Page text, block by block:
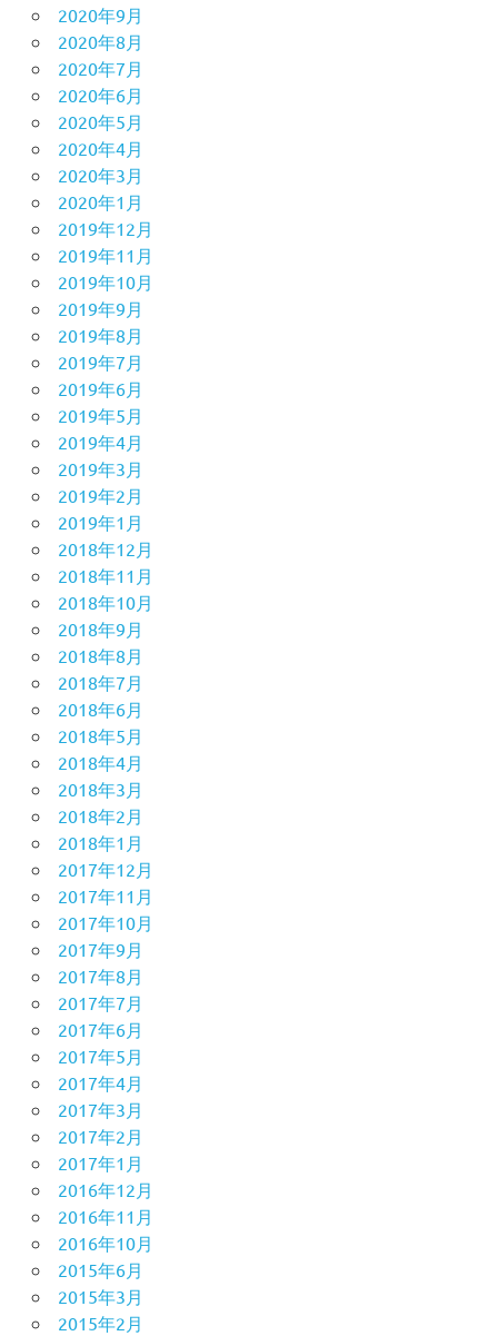
2020年9月
2020年8月
2020年7月
2020年6月
2020年5月
2020年4月
2020年3月
2020年1月
2019年12月
2019年11月
2019年10月
2019年9月
2019年8月
2019年7月
2019年6月
2019年5月
2019年4月
2019年3月
2019年2月
2019年1月
2018年12月
2018年11月
2018年10月
2018年9月
2018年8月
2018年7月
2018年6月
2018年5月
2018年4月
2018年3月
2018年2月
2018年1月
2017年12月
2017年11月
2017年10月
2017年9月
2017年8月
2017年7月
2017年6月
2017年5月
2017年4月
2017年3月
2017年2月
2017年1月
2016年12月
2016年11月
2016年10月
2015年6月
2015年3月
2015年2月